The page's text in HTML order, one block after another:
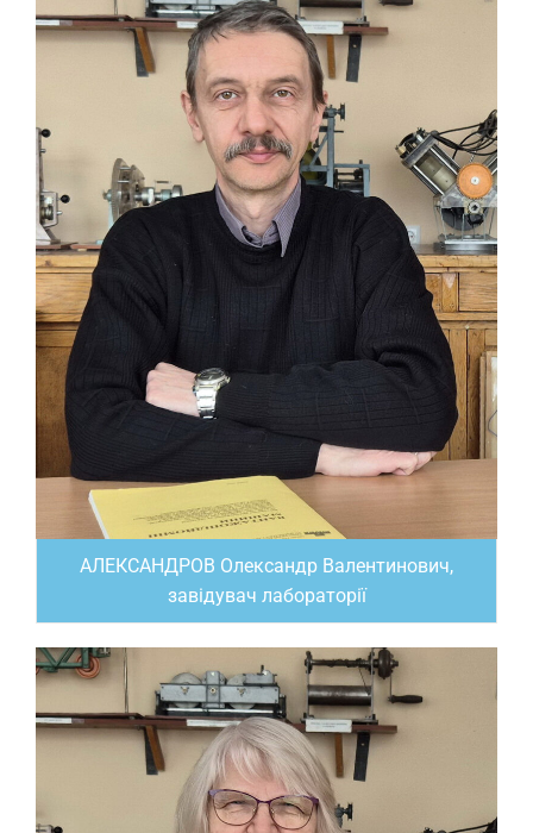
АЛЕКСАНДРОВ Олександр Валентинович,
завідувач лабораторії